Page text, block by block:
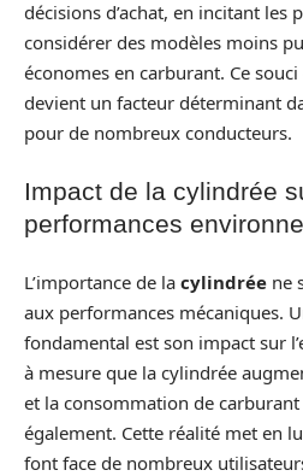
décisions d’achat, en incitant les
considérer des modèles moins
économes en carburant. Ce
devient un facteur déterminant
pour de nombreux conducteurs.
Impact de la cylindrée
performances
L’importance de la cylindrée ne
aux performances mécaniques.
fondamental est son impact sur
à mesure que la cylindrée
et la consommation de
également. Cette réalité met en
font face de nombreux